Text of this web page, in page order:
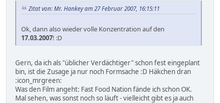
Zitat von: Mr. Hankey am 27 Februar 2007, 16:15:11
Ok, dann also wieder volle Konzentration auf den
17.03.2007! :D
Gern, da ich als "üblicher Verdächtiger" schon fest eingeplant
bin, ist die Zusage ja nur noch Formsache :D Häkchen dran
:icon_mrgreen:
Was den Film angeht: Fast Food Nation fände ich schon OK.
Mal sehen, was sonst noch so läuft - vielleicht gibt es ja auch